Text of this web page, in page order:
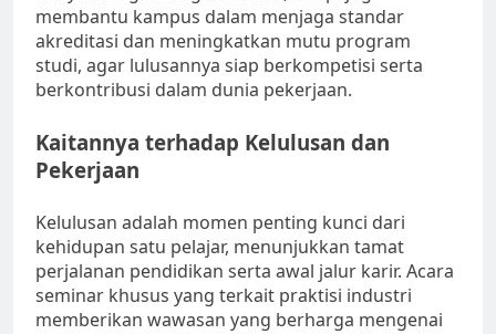
membantu kampus dalam menjaga standar
akreditasi dan meningkatkan mutu program
studi, agar lulusannya siap berkompetisi serta
berkontribusi dalam dunia pekerjaan.
Kaitannya terhadap Kelulusan dan
Pekerjaan
Kelulusan adalah momen penting kunci dari
kehidupan satu pelajar, menunjukkan tamat
perjalanan pendidikan serta awal jalur karir. Acara
seminar khusus yang terkait praktisi industri
memberikan wawasan yang berharga mengenai